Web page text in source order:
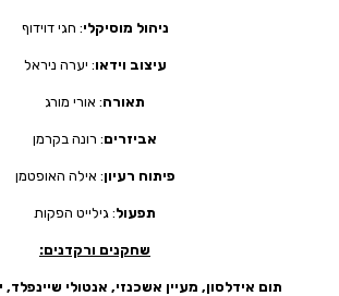
ניהול מוסיקלי: חגי דוידוף
עיצוב וידאו: יערה ניראל
תאורה: אורי מורג
אביזרים: רונה בקרמן
פיתוח רעיון: אילה האופטמן
תפעול: גילייט הפקות
שחקנים ורקדנים:
תום אידלסון, מעיין אשכנזי, אנטולי שיינפלד,